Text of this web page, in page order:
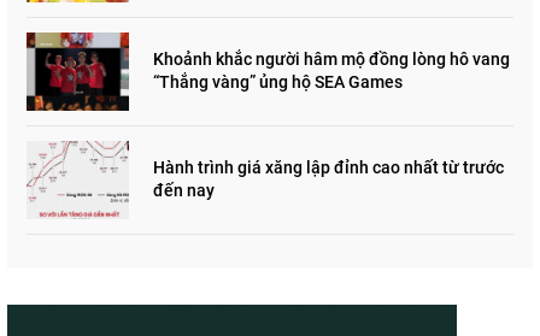
Khoảnh khắc người hâm mộ đồng lòng hô vang
“Thắng vàng” ủng hộ SEA Games
Hành trình giá xăng lập đỉnh cao nhất từ trước
đến nay